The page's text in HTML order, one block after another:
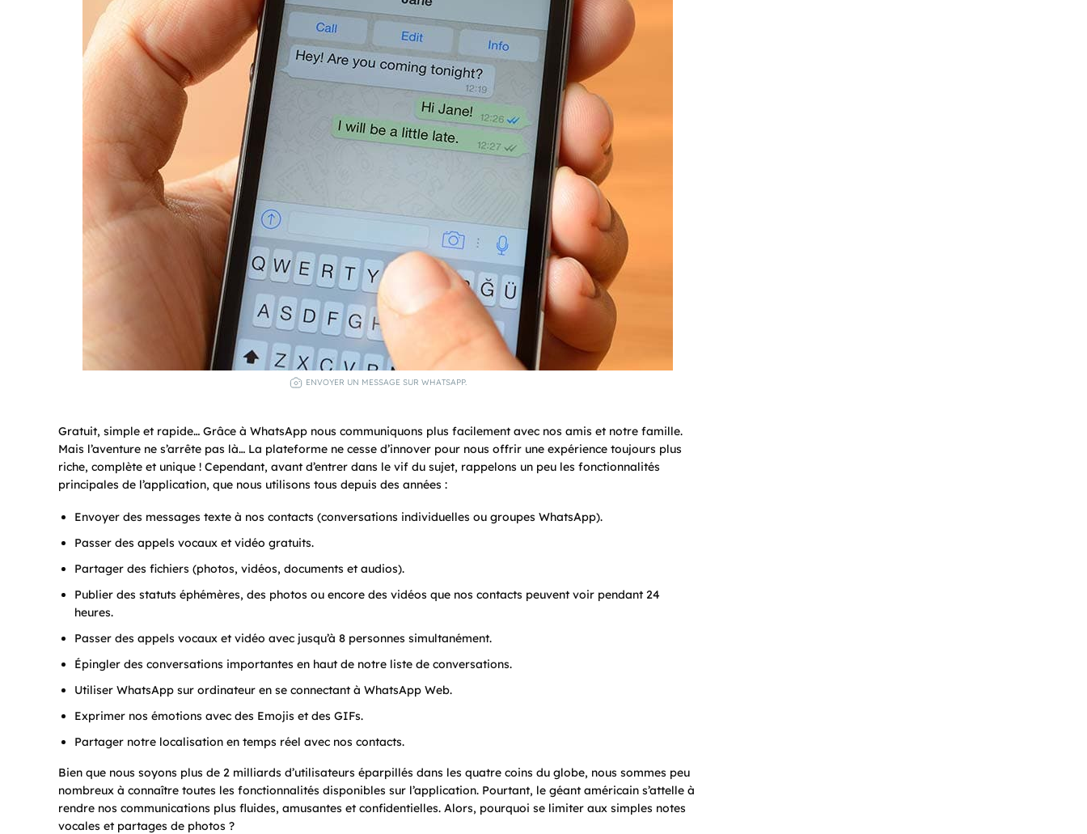
ENVOYER UN MESSAGE SUR WHATSAPP.
Gratuit, simple et rapide… Grâce à WhatsApp nous communiquons plus facilement avec nos amis et notre famille.
Mais l’aventure ne s’arrête pas là… La plateforme ne cesse d’innover pour nous offrir une expérience toujours plus
riche, complète et unique ! Cependant, avant d’entrer dans le vif du sujet, rappelons un peu les fonctionnalités
principales de l’application, que nous utilisons tous depuis des années :
Envoyer des messages texte à nos contacts (conversations individuelles ou groupes WhatsApp).
Passer des appels vocaux et vidéo gratuits.
Partager des fichiers (photos, vidéos, documents et audios).
Publier des statuts éphémères, des photos ou encore des vidéos que nos contacts peuvent voir pendant 24
heures.
Passer des appels vocaux et vidéo avec jusqu’à 8 personnes simultanément.
Épingler des conversations importantes en haut de notre liste de conversations.
Utiliser WhatsApp sur ordinateur en se connectant à WhatsApp Web.
Exprimer nos émotions avec des Emojis et des GIFs.
Partager notre localisation en temps réel avec nos contacts.
Bien que nous soyons plus de 2 milliards d’utilisateurs éparpillés dans les quatre coins du globe, nous sommes peu
nombreux à connaître toutes les fonctionnalités disponibles sur l’application. Pourtant, le géant américain s’attelle à
rendre nos communications plus fluides, amusantes et confidentielles. Alors, pourquoi se limiter aux simples notes
vocales et partages de photos ?